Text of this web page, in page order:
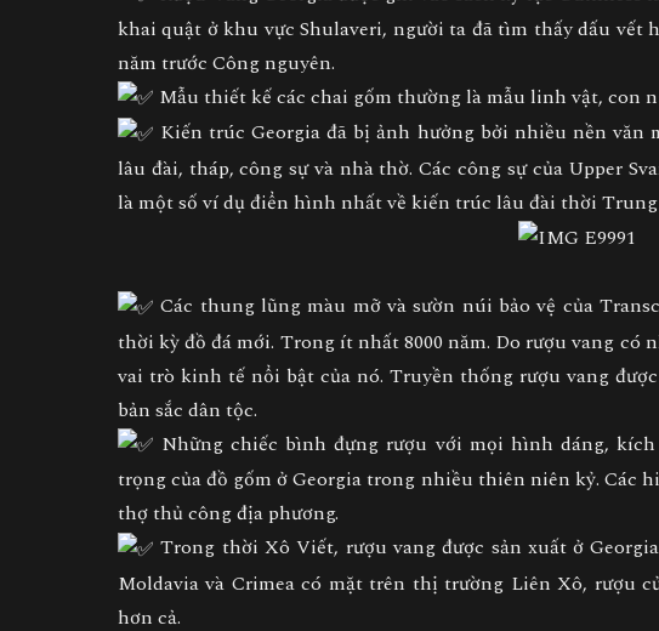
khai quật ở khu vực Shulaveri, người ta đã tìm thấy dấu vết
năm trước Công nguyên.
Mẫu thiết kế các chai gốm thường là mẫu linh vật, con
Kiến trúc Georgia đã bị ảnh hưởng bởi nhiều nền văn
lâu đài, tháp, công sự và nhà thờ. Các công sự của Upper
là một số ví dụ điển hình nhất về kiến trúc lâu đài thời Trung
Các thung lũng màu mỡ và sườn núi bảo vệ của
thời kỳ đồ đá mới. Trong ít nhất 8000 năm. Do rượu vang
vai trò kinh tế nổi bật của nó. Truyền thống rượu vang
bản sắc dân tộc.
Những chiếc bình đựng rượu với mọi hình dáng,
trọng của đồ gốm ở Georgia trong nhiều thiên niên kỷ. Các
thợ thủ công địa phương.
Trong thời Xô Viết, rượu vang được sản xuất ở
Moldavia và Crimea có mặt trên thị trường Liên Xô, rượu
hơn cả.